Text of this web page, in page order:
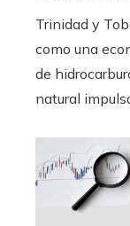
Trinidad y
como una
de
natural